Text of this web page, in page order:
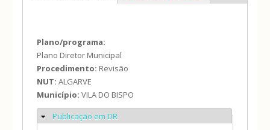
Plano/programa:
Plano Diretor Municipal
Procedimento: Revisão
NUT:ALGARVE
Município:VILA DO BISPO
Ocultar
Publicação em DR